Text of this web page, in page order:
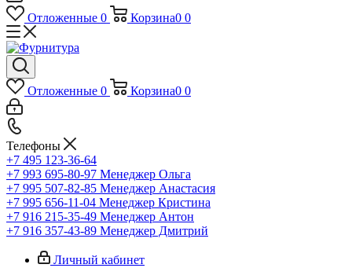
Отложенные 0 Корзина0 0
Отложенные 0 Корзина0 0
Телефоны
+7 495 123-36-64
+7 993 695-80-97 Менеджер Ольга
+7 995 507-82-85 Менеджер Анастасия
+7 995 656-11-04 Менеджер Кристина
+7 916 215-35-49 Менеджер Антон
+7 916 357-43-89 Менеджер Дмитрий
Личный кабинет